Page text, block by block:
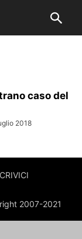
caso del
2018
2007-2021